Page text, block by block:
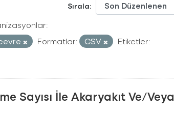
Sırala
Formatlar: CSV
Etiketler:
Sayısı İle Akaryakıt Ve/Veya